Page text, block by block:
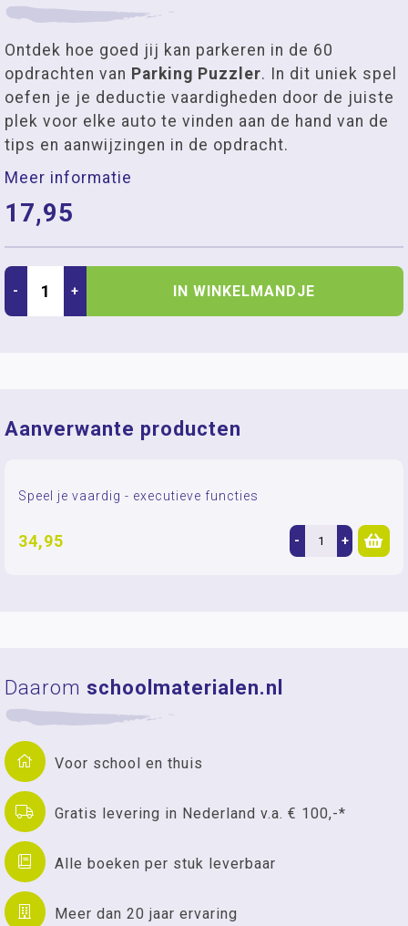
Ontdek hoe goed jij kan parkeren in de 60
opdrachten van Parking Puzzler. In dit uniek spel
oefen je je deductie vaardigheden door de juiste
plek voor elke auto te vinden aan de hand van de
tips en aanwijzingen in de opdracht.
Meer informatie
17,95
- + IN WINKELMANDJE
Aanverwante producten
Speel je vaardig - executieve functies
34,95 - +
Daarom schoolmaterialen.nl
Voor school en thuis
Gratis levering in Nederland v.a. € 100,-*
Alle boeken per stuk leverbaar
Meer dan 20 jaar ervaring